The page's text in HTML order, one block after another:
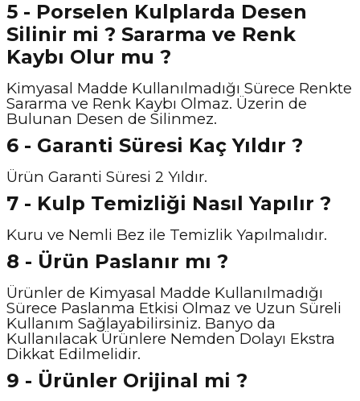
5 - Porselen Kulplarda Desen
Silinir mi ? Sararma ve Renk
Kaybı Olur mu ?
Kimyasal Madde Kullanılmadığı Sürece Renkte
Sararma ve Renk Kaybı Olmaz. Üzerin de
Bulunan Desen de Silinmez.
6 - Garanti Süresi Kaç Yıldır ?
Ürün Garanti Süresi 2 Yıldır.
7 - Kulp Temizliği Nasıl Yapılır ?
Kuru ve Nemli Bez ile Temizlik Yapılmalıdır.
8 - Ürün Paslanır mı ?
Ürünler de Kimyasal Madde Kullanılmadığı
Sürece Paslanma Etkisi Olmaz ve Uzun Süreli
Kullanım Sağlayabilirsiniz. Banyo da
Kullanılacak Ürünlere Nemden Dolayı Ekstra
Dikkat Edilmelidir.
9 - Ürünler Orijinal mi ?